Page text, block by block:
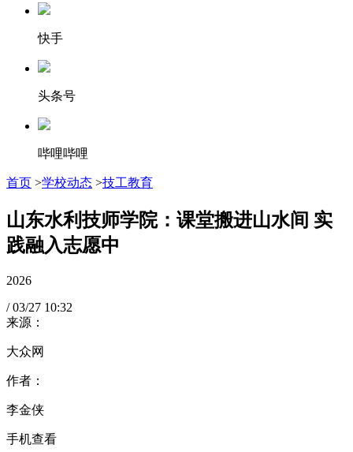
快手
头条号
哔哩哔哩
首页 >学校动态 >技工教育
山东水利技师学院：课堂搬进山水间 实
践融入志愿中
2026
/ 03/27 10:32
来源：
大众网
作者：
李金侠
手机查看